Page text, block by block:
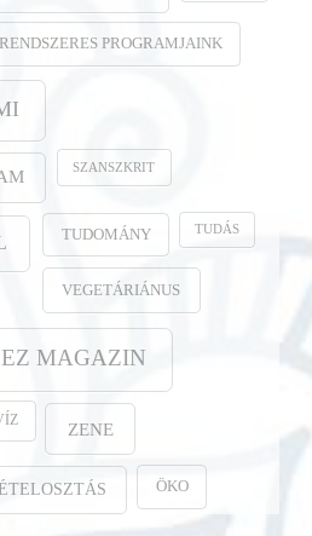
RENDSZERES PROGRAMJAINK
SZANSZKRIT
TUDOMÁNY TUDÁS
VEGETÁRIÁNUS
MAGAZIN
ZENE
ÖKO